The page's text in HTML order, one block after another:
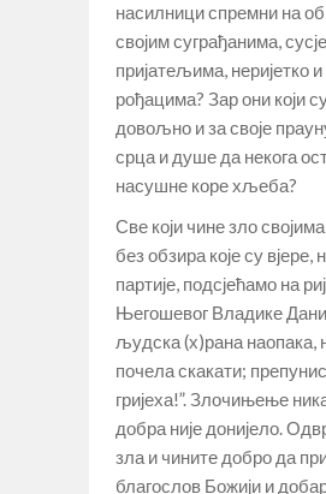
насилници спремни на
својим суграђанима,
пријатељима, неријетко
рођацима? Зар они који
довољно и за своје
срца и душе да некога
насушне коре хљеба?
Све који чине зло
без обзира које су вјере,
партије, подсјећамо на
Његошевог Владике
људска (х)рана наопака,
почела скакати;
гријеха!”. Злочињење
добра није донијело.
зла и чините добро да
благослов Божији и